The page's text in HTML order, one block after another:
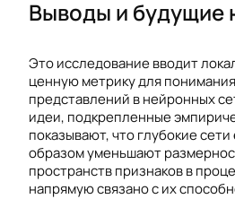
Выводы и будущие
Это исследование вводит
ценную метрику для
представлений в нейронных
идеи, подкрепленные
показывают, что глубокие
образом уменьшают
пространств признаков в
напрямую связано с их